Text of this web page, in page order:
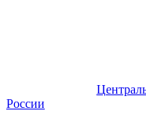
России